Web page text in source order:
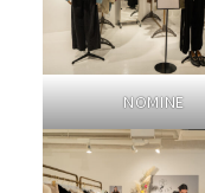
NOMINE